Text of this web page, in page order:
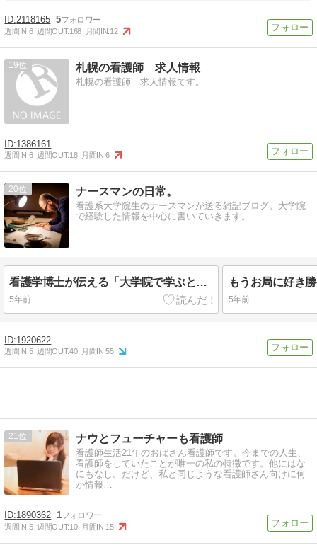
2118165 5
週間IN:6 週間OUT:168 月間IN:12
19 札幌の看護師 求人情報
札幌の看護師 求人情報です。
1386161
週間IN:6 週間OUT:18 月間IN:6
20 ナースマンの日常。
看護系大学院生のナースマンが送る雑記ブログ。大学院
で経験した情報を中心に書いていきます。
看護学博士が伝える「大学院で学ぶということ」
5年前 5年前
1920622
週間IN:5 週間OUT:40 月間IN:55
21 ナウとフューチャーも看護師
看護師生活21年のおばさん看護師です。今までの人生、
看護師をしていたことが唯一の私の特徴です。他にはな
にもなし。だけど、私と同じような看護師さん向けに何
か情報…
1890362 1
週間IN:5 週間OUT:10 月間IN:15